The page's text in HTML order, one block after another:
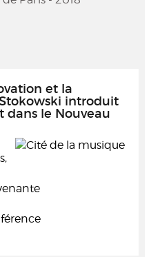
et la
introduit
dans le Nouveau